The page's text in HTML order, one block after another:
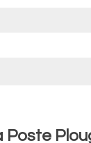
Poste